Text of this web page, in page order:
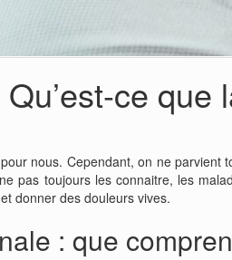
Qu’est-ce que
nous. Cependant, on ne
pas toujours les connaitre, les
donner des douleurs vives.
: que